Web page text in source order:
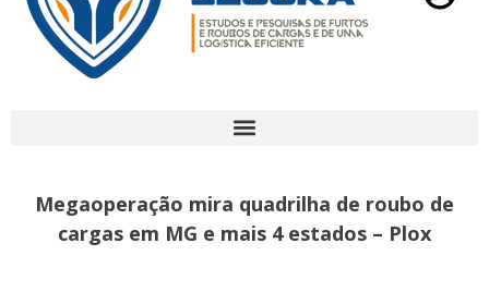
Megaoperação mira quadrilha de roubo de
cargas em MG e mais 4 estados – Plox